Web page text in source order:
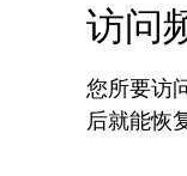
访问
您所要访
后就能恢